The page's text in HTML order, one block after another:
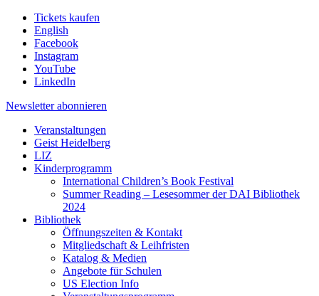
Tickets kaufen
English
Facebook
Instagram
YouTube
LinkedIn
Newsletter abonnieren
Veranstaltungen
Geist Heidelberg
LIZ
Kinderprogramm
International Children’s Book Festival
Summer Reading – Lesesommer der DAI Bibliothek
2024
Bibliothek
Öffnungszeiten & Kontakt
Mitgliedschaft & Leihfristen
Katalog & Medien
Angebote für Schulen
US Election Info